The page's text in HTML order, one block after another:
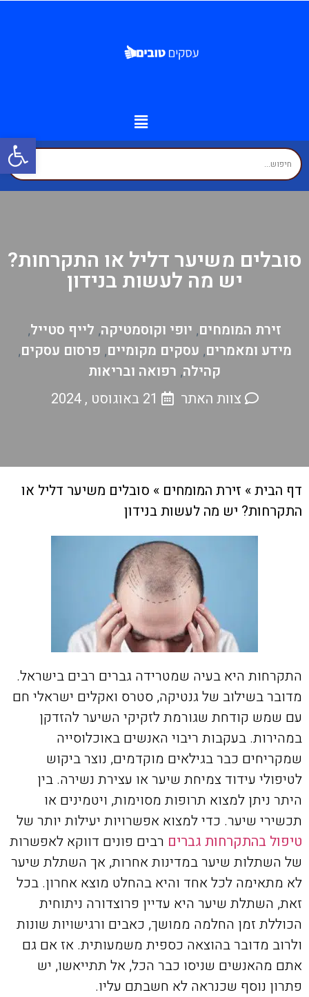
סובלים משיער דליל או התקרחות?
יש מה לעשות בנידון
זירת המומחים, יופי וקוסמטיקה, לייף סטייל,
מידע ומאמרים, עסקים מקומיים, פרסום עסקים,
קהילה, רפואה ובריאות
צוות האתר
21 באוגוסט , 2024
דף הבית» זירת המומחים » סובלים משיער דליל או
התקרחות? יש מה לעשות בנידון
התקרחות היא בעיה שמטרידה גברים רבים בישראל.
מדובר בשילוב של גנטיקה, סטרס ואקלים ישראלי חם
עם שמש קודחת שגורמת לזקיקי השיער להזדקן
במהירות. בעקבות ריבוי האנשים באוכלוסייה
שמקריחים כבר בגילאים מוקדמים, נוצר ביקוש
לטיפולי עידוד צמיחת שיער או עצירת נשירה. בין
היתר ניתן למצוא תרופות מסוימות, ויטמינים או
תכשירי שיער. כדי למצוא אפשרויות יעילות יותר של
טיפול בהתקרחות גברים רבים פונים דווקא לאפשרות
של השתלות שיער במדינות אחרות, אך השתלת שיער
לא מתאימה לכל אחד והיא בהחלט מוצא אחרון. בכל
זאת, השתלת שיער היא עדיין פרוצדורה ניתוחית
הכוללת זמן החלמה ממושך, כאבים ורגישויות שונות
ולרוב מדובר בהוצאה כספית משמעותית. אז אם גם
אתם מהאנשים שניסו כבר הכל, אל תתייאשו, יש
פתרון נוסף שכנראה לא חשבתם עליו.